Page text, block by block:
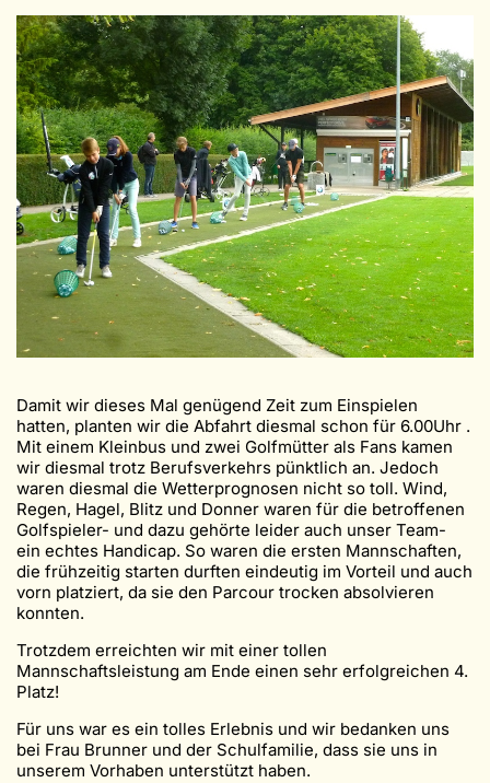
Damit wir dieses Mal genügend Zeit zum Einspielen
hatten, planten wir die Abfahrt diesmal schon für 6.00Uhr .
Mit einem Kleinbus und zwei Golfmütter als Fans kamen
wir diesmal trotz Berufsverkehrs pünktlich an. Jedoch
waren diesmal die Wetterprognosen nicht so toll. Wind,
Regen, Hagel, Blitz und Donner waren für die betroffenen
Golfspieler- und dazu gehörte leider auch unser Team-
ein echtes Handicap. So waren die ersten Mannschaften,
die frühzeitig starten durften eindeutig im Vorteil und auch
vorn platziert, da sie den Parcour trocken absolvieren
konnten.
Trotzdem erreichten wir mit einer tollen
Mannschaftsleistung am Ende einen sehr erfolgreichen 4.
Platz!
Für uns war es ein tolles Erlebnis und wir bedanken uns
bei Frau Brunner und der Schulfamilie, dass sie uns in
unserem Vorhaben unterstützt haben.